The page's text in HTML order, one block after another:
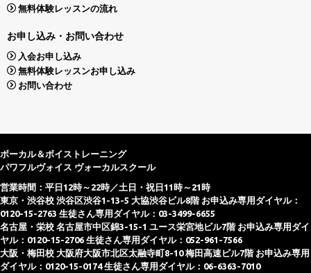
無料体験レッスンの流れ
お申し込み・お問い合わせ
入会お申し込み
無料体験レッスンお申し込み
お問い合わせ
ボーカル＆ボイストレーニング
パワフルヴォイス ヴォーカルスクール
営業時間：平日12時～22時／土日・祝日11時～21時
東京・渋谷校 渋谷区渋谷1-13-5 大協渋谷ビル8階 お申込み専用ダイヤル：
0120-15-2763 生徒さん専用ダイヤル：03-3499-6655
名古屋・栄校 名古屋市中区錦3-15-1 ユース栄宮地ビル7階 お申込み専用ダイ
ヤル：0120-15-2706 生徒さん専用ダイヤル：052-961-7566
大阪・梅田校 大阪府大阪市北区太融寺町8-10 梅田高速ビル7階 お申込み専用
ダイヤル：0120-15-0174 生徒さん専用ダイヤル：06-6363-7010